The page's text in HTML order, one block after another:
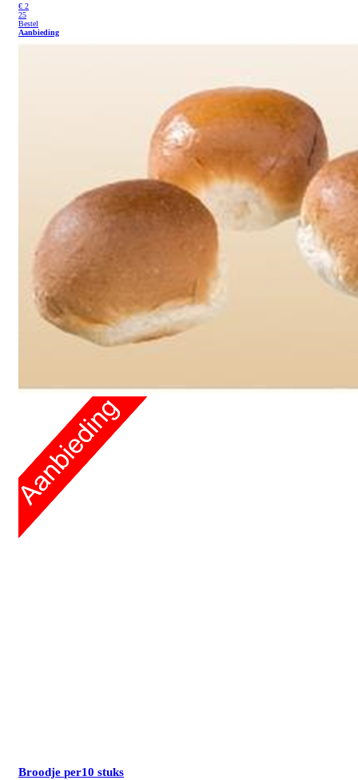
€ 2
25
Bestel
Aanbieding
Broodje per10 stuks